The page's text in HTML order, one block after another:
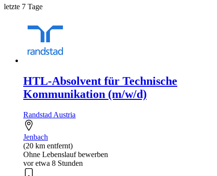
letzte 7 Tage
HTL-Absolvent für Technische
Kommunikation (m/w/d)
Randstad Austria
Jenbach
(20 km entfernt)
Ohne Lebenslauf bewerben
vor etwa 8 Stunden